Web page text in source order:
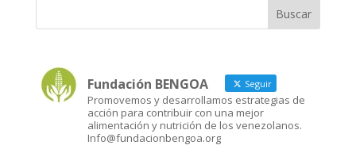
Fundación BENGOA Seguir
Promovemos y desarrollamos estrategias de
acción para contribuir con una mejor
alimentación y nutrición de los venezolanos.
Info@fundacionbengoa.org